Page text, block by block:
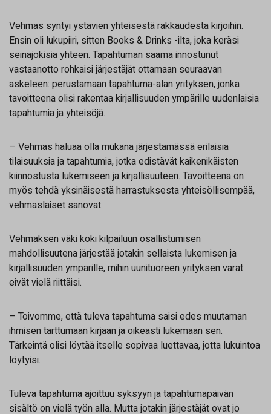
Vehmas syntyi ystävien yhteisestä rakkaudesta kirjoihin.
Ensin oli lukupiiri, sitten Books & Drinks -ilta, joka keräsi
seinäjokisia yhteen. Tapahtuman saama innostunut
vastaanotto rohkaisi järjestäjät ottamaan seuraavan
askeleen: perustamaan tapahtuma-alan yrityksen, jonka
tavoitteena olisi rakentaa kirjallisuuden ympärille uudenlaisia
tapahtumia ja yhteisöjä.
– Vehmas haluaa olla mukana järjestämässä erilaisia
tilaisuuksia ja tapahtumia, jotka edistävät kaikenikäisten
kiinnostusta lukemiseen ja kirjallisuuteen. Tavoitteena on
myös tehdä yksinäisestä harrastuksesta yhteisöllisempää,
vehmaslaiset sanovat.
Vehmaksen väki koki kilpailuun osallistumisen
mahdollisuutena järjestää jotakin sellaista lukemisen ja
kirjallisuuden ympärille, mihin uunituoreen yrityksen varat
eivät vielä riittäisi.
– Toivomme, että tuleva tapahtuma saisi edes muutaman
ihmisen tarttumaan kirjaan ja oikeasti lukemaan sen.
Tärkeintä olisi löytää itselle sopivaa luettavaa, jotta lukuintoa
löytyisi.
Tuleva tapahtuma ajoittuu syksyyn ja tapahtumapäivän
sisältö on vielä työn alla. Mutta jotakin järjestäjät ovat jo